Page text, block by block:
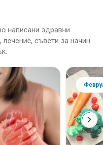
написани здравни
съвети за начин